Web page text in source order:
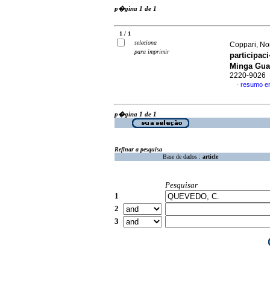
p�gina 1 de 1
1 / 1
seleciona
para imprimir
Coppari,
Minga
2220-9026
· resumo
p�gina 1 de 1
Refinar a pesquisa
Base de dados : article
Pesquisar
1
2
3